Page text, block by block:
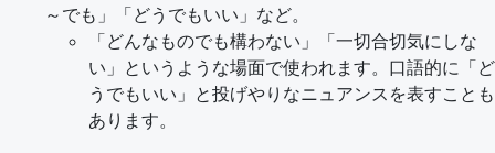
～でも」「どうでもいい」など。
「どんなものでも構わない」「一切合切気にしな
い」というような場面で使われます。口語的に「ど
うでもいい」と投げやりなニュアンスを表すことも
あります。